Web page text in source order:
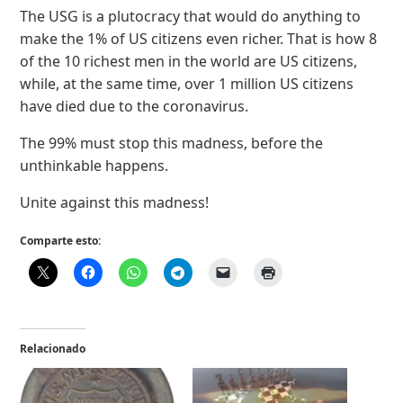
The USG is a plutocracy that would do anything to
make the 1% of US citizens even richer. That is how 8
of the 10 richest men in the world are US citizens,
while, at the same time, over 1 million US citizens
have died due to the coronavirus.
The 99% must stop this madness, before the
unthinkable happens.
Unite against this madness!
Comparte esto:
Relacionado